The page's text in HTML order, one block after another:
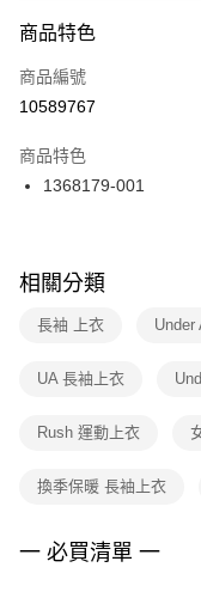
３．安心：先確認商品／服
【「AFTEE先享後付」結帳
１．於結帳方式選擇「
２．訂單成立數日內，您
３．收到繳費通知簡訊後
ATM／網路銀行／等多元
※ 交易是否成功請以「
是否繳費成功／繳費後需
客戶支援中心」
https://
１．透過由恩沛科技股份
權轉讓予恩沛科技股份有
３．未成年的使用者請事
４．使用「AFTEE先享後
每筆NT$100，滿
宅配
每筆NT$100，滿
付款後門市自取
每筆NT$100，滿
商品特色
商品編號
10589767
商品特色
1368179-001
相關分類
長袖 上衣 Under
UA 長袖上衣
Rush 運動上衣
換季保暖 長袖上衣
一 必買清單 一